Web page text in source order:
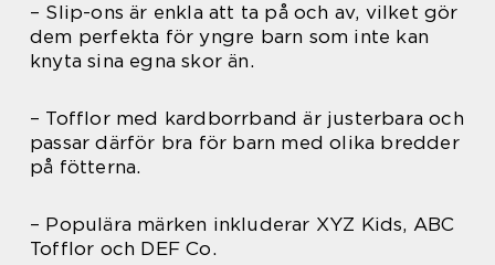
– Slip-ons är enkla att ta på och av, vilket gör
dem perfekta för yngre barn som inte kan
knyta sina egna skor än.
– Tofflor med kardborrband är justerbara och
passar därför bra för barn med olika bredder
på fötterna.
– Populära märken inkluderar XYZ Kids, ABC
Tofflor och DEF Co.